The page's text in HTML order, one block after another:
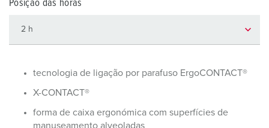
Posição das horas
tecnologia de ligação por parafuso ErgoCONTACT®
X-CONTACT®
forma de caixa ergonómica com superfícies de
manuseamento alveoladas